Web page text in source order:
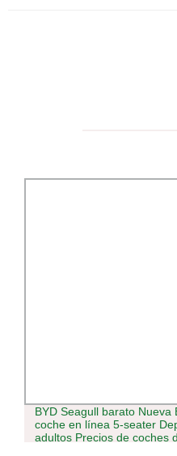
Vtv Nyx Vape desechables
8000/9000/10000
de cigarrillos sin nicotina E